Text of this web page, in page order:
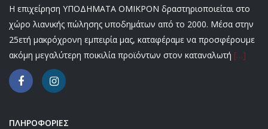
Η επιχείρηση ΥΠΟΔΗΜΑΤΑ ΟΜΙΚΡΟΝ δραστηριοποιείται στο
χώρο λιανικής πώλησης υποδημάτων από το 2000. Μέσα στην
25ετή μακρόχρονη εμπειρία μας, καταφέραμε να προσφέρουμε
ακόμη μεγαλύτερη ποικιλία προϊόντων στον καταναλωτή […]
ΠΛΗΡΟΦΟΡΙΕΣ